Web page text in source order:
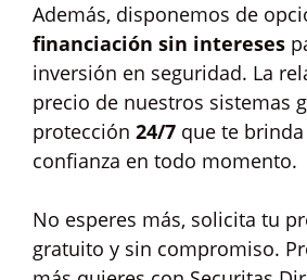
Además, disponemos de
financiación sin intereses
inversión en seguridad. La
precio de nuestros sistemas
protección 24/7 que te
confianza en todo momento.
No esperes más, solicita tu
gratuito y sin compromiso.